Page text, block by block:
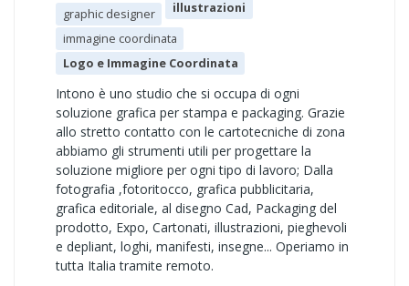
graphic designer
illustrazioni
immagine coordinata
Logo e Immagine Coordinata
Intono è uno studio che si occupa di ogni
soluzione grafica per stampa e packaging. Grazie
allo stretto contatto con le cartotecniche di zona
abbiamo gli strumenti utili per progettare la
soluzione migliore per ogni tipo di lavoro; Dalla
fotografia ,fotoritocco, grafica pubblicitaria,
grafica editoriale, al disegno Cad, Packaging del
prodotto, Expo, Cartonati, illustrazioni, pieghevoli
e depliant, loghi, manifesti, insegne... Operiamo in
tutta Italia tramite remoto.